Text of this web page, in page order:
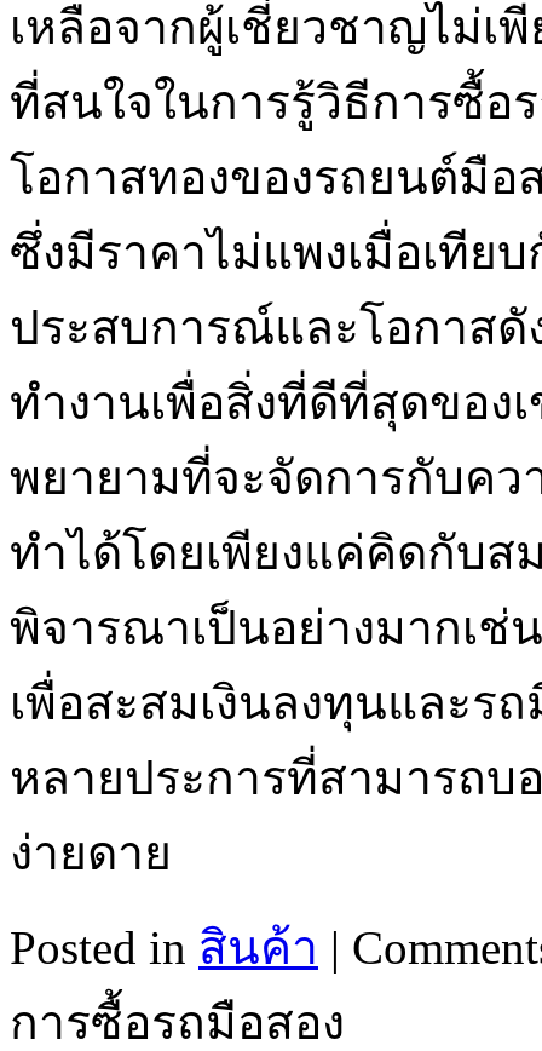
เหลือจากผู้เชี่ยวชาญไม่เ
ที่สนใจในการรู้วิธีการซื้อ
โอกาสทองของรถยนต์มือ
ซึ่งมีราคาไม่แพงเมื่อเทีย
ประสบการณ์และโอกาส
ทำงานเพื่อสิ่งที่ดีที่สุดของ
พยายามที่จะจัดการกับคว
ทำได้โดยเพียงแค่คิดกับส
พิจารณาเป็นอย่างมากเช่
เพื่อสะสมเงินลงทุนและร
หลายประการที่สามารถบ
ง่ายดาย
Posted in สินค้า |
การซื้อรถมือสอง